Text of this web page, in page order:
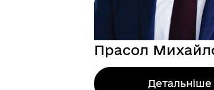
Прасол
Детальніше